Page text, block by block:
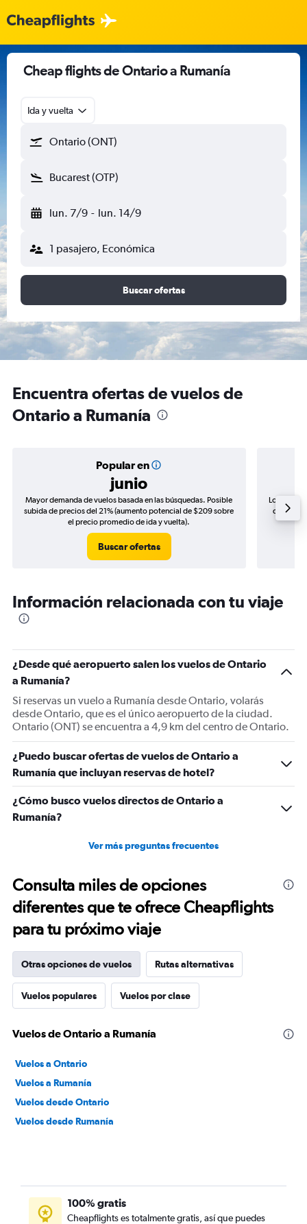
Cheap flights de Ontario a Rumanía
Ida y vuelta
Ontario (ONT)
Bucarest (OTP)
lun. 7/9 - lun. 14/9
1 pasajero, Económica
Buscar ofertas
Encuentra ofertas de vuelos de
Ontario a Rumanía
Popular en
junio
Mayor demanda de vuelos basada en las búsquedas. Posible
subida de precios del 21% (aumento potencial de $209 sobre
el precio promedio de ida y vuelta).
Buscar ofertas
Los
de
Información relacionada con tu viaje
¿Desde qué aeropuerto salen los vuelos de Ontario
a Rumanía?
Si reservas un vuelo a Rumanía desde Ontario, volarás
desde Ontario, que es el único aeropuerto de la ciudad.
Ontario (ONT) se encuentra a 4,9 km del centro de Ontario.
¿Puedo buscar ofertas de vuelos de Ontario a
Rumanía que incluyan reservas de hotel?
¿Cómo busco vuelos directos de Ontario a
Rumanía?
Ver más preguntas frecuentes
Consulta miles de opciones
diferentes que te ofrece Cheapflights
para tu próximo viaje
Otras opciones de vuelos Rutas alternativas
Vuelos populares Vuelos por clase
Vuelos de Ontario a Rumanía
Vuelos a Ontario
Vuelos a Rumanía
Vuelos desde Ontario
Vuelos desde Rumanía
100% gratis
Cheapflights es totalmente gratis, así que puedes